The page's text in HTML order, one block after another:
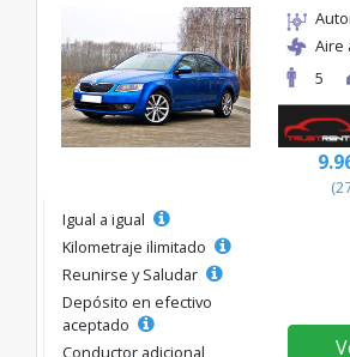
seleccionada, con tarifas
20€/día.
Aire
5
Igual a igual
Kilometraje ilimitado
Reunirse y Saludar
Depósito en efectivo
aceptado
Conductor adicional